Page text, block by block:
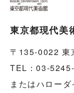
東京都現代美
〒135-0022 東
TEL：03-5245-
またはハロー